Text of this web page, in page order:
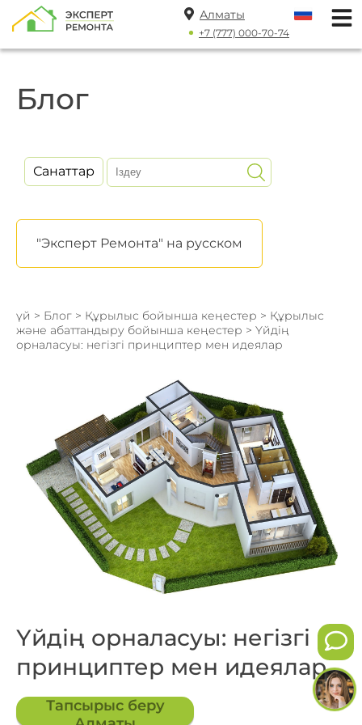
Алматы
+7 (777) 000-70-74
Блог
Санаттар
"Эксперт Ремонта" на русском
үй > Блог > Құрылыс бойынша кеңестер > Құрылыс
және абаттандыру бойынша кеңестер > Үйдің
орналасуы: негізгі принциптер мен идеялар
Үйдің орналасуы: негізгі
принциптер мен идеялар
Тапсырыс беру